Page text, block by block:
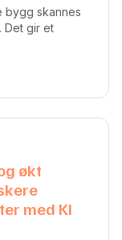
bygg skannes
Det gir et
økt
med KI